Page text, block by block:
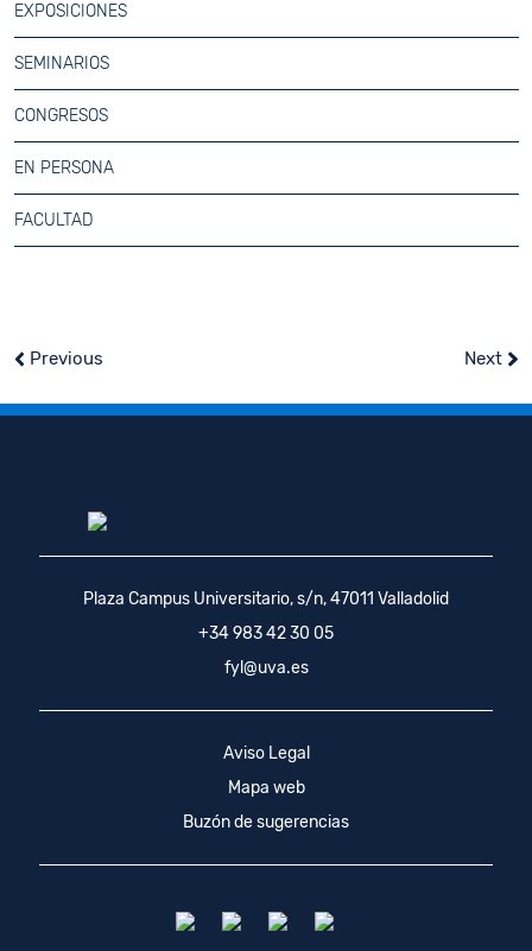
EXPOSICIONES
SEMINARIOS
CONGRESOS
EN PERSONA
FACULTAD
Previous Next
Plaza Campus Universitario, s/n, 47011 Valladolid
+34 983 42 30 05
fyl@uva.es
Aviso Legal
Mapa web
Buzón de sugerencias